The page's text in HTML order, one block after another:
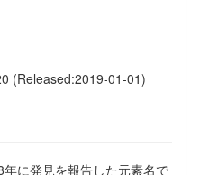
(Released:2019-01-01)
に発見を報告した元素名で